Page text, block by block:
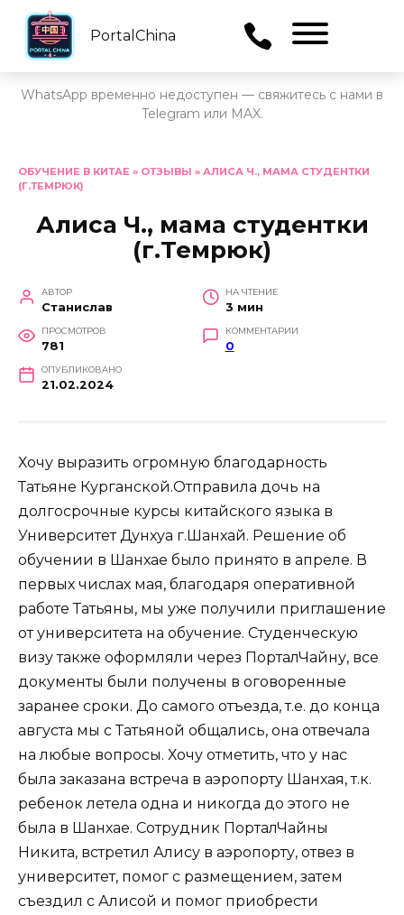
PortalChina
WhatsApp временно недоступен — свяжитесь с нами в
Telegram или MAX.
содержанию
ОБУЧЕНИЕ В КИТАЕ » ОТЗЫВЫ » АЛИСА Ч., МАМА СТУДЕНТКИ
(Г.ТЕМРЮК)
Алиса Ч., мама студентки
(г.Темрюк)
АВТОР
Станислав
НА ЧТЕНИЕ
3 мин
ПРОСМОТРОВ
781
КОММЕНТАРИИ
0
ОПУБЛИКОВАНО
21.02.2024
Хочу выразить огромную благодарность
Татьяне Курганской.Отправила дочь на
долгосрочные курсы китайского языка в
Университет Дунхуа г.Шанхай. Решение об
обучении в Шанхае было принято в апреле. В
первых числах мая, благодаря оперативной
работе Татьяны, мы уже получили приглашение
от университета на обучение. Студенческую
визу также оформляли через ПорталЧайну, все
документы были получены в оговоренные
заранее сроки. До самого отъезда, т.е. до конца
августа мы с Татьяной общались, она отвечала
на любые вопросы. Хочу отметить, что у нас
была заказана встреча в аэропорту Шанхая, т.к.
ребенок летела одна и никогда до этого не
была в Шанхае. Сотрудник ПорталЧайны
Никита, встретил Алису в аэропорту, отвез в
университет, помог с размещением, затем
съездил с Алисой и помог приобрести